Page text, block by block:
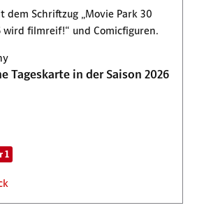
Tageskarte in der Saison 2026
1